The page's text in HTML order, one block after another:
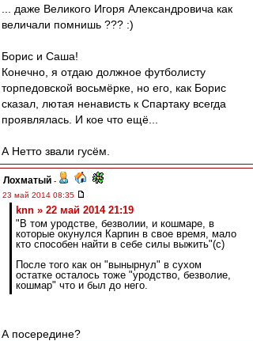
... даже Великого Игоря Александровича как
величали помнишь ??? :)
Борис и Саша!
Конечно, я отдаю должное футболисту
торпедовской восьмёрке, но его, как Борис
сказал, лютая ненависть к Спартаку всегда
проявлялась. И кое что ещё...
А Нетто звали гусём.
Лохматый -
23 май 2014 08:35
knn » 22 май 2014 21:19
"В том уродстве, безволии, и кошмаре, в
которые окунулся Карпин в свое время, мало
кто способен найти в себе силы выжить"(c)
После того как он "вынырнул" в сухом
остатке осталось тоже "уродство, безволие,
кошмар" что и был до него.
А посередине?